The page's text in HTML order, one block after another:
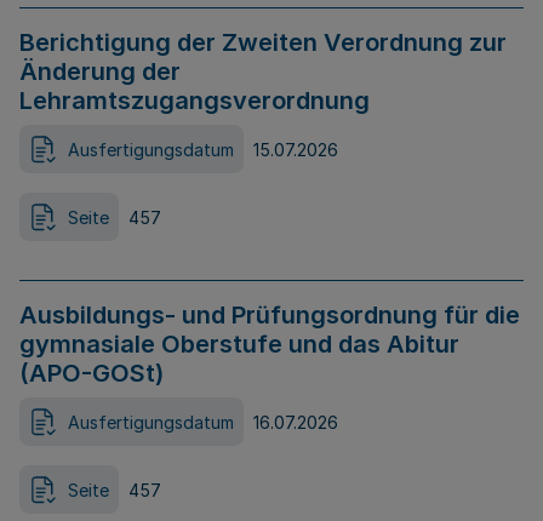
Berichtigung der Zweiten Verordnung zur
Änderung der
Lehramtszugangsverordnung
Ausfertigungsdatum 15.07.2026
Seite 457
Ausbildungs- und Prüfungsordnung für die
gymnasiale Oberstufe und das Abitur
(APO-GOSt)
Ausfertigungsdatum 16.07.2026
Seite 457